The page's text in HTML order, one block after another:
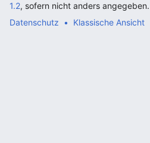
1.2, sofern nicht anders angegeben.
Datenschutz
Klassische Ansicht